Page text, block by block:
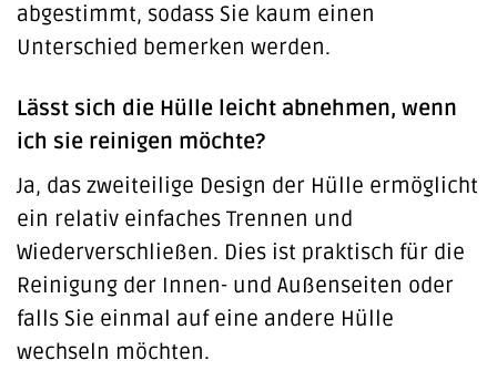
abgestimmt, sodass Sie kaum einen
Unterschied bemerken werden.
Lässt sich die Hülle leicht abnehmen, wenn
ich sie reinigen möchte?
Ja, das zweiteilige Design der Hülle ermöglicht
ein relativ einfaches Trennen und
Wiederverschließen. Dies ist praktisch für die
Reinigung der Innen- und Außenseiten oder
falls Sie einmal auf eine andere Hülle
wechseln möchten.